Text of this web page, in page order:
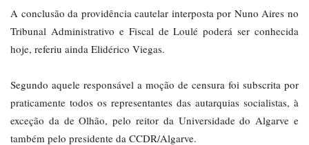
A conclusão da providência cautelar interposta por Nuno Aires no
Tribunal Administrativo e Fiscal de Loulé poderá ser conhecida
hoje, referiu ainda Elidérico Viegas.
Segundo aquele responsável a moção de censura foi subscrita por
praticamente todos os representantes das autarquias socialistas, à
exceção da de Olhão, pelo reitor da Universidade do Algarve e
também pelo presidente da CCDR/Algarve.